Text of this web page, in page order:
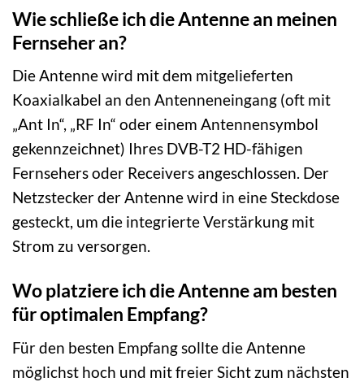
Wie schließe ich die Antenne an meinen
Fernseher an?
Die Antenne wird mit dem mitgelieferten
Koaxialkabel an den Antenneneingang (oft mit
„Ant In“, „RF In“ oder einem Antennensymbol
gekennzeichnet) Ihres DVB-T2 HD-fähigen
Fernsehers oder Receivers angeschlossen. Der
Netzstecker der Antenne wird in eine Steckdose
gesteckt, um die integrierte Verstärkung mit
Strom zu versorgen.
Wo platziere ich die Antenne am besten
für optimalen Empfang?
Für den besten Empfang sollte die Antenne
möglichst hoch und mit freier Sicht zum nächsten